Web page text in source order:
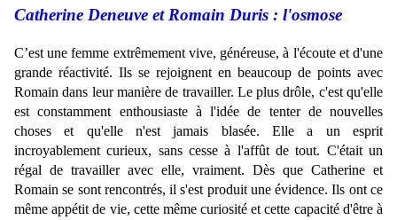
Catherine Deneuve et Romain Duris : l'osmose
C’est une femme extrêmement vive, généreuse, à l'écoute et d'une
grande réactivité. Ils se rejoignent en beaucoup de points avec
Romain dans leur manière de travailler. Le plus drôle, c'est qu'elle
est constamment enthousiaste à l'idée de tenter de nouvelles
choses et qu'elle n'est jamais blasée. Elle a un esprit
incroyablement curieux, sans cesse à l'affût de tout. C'était un
régal de travailler avec elle, vraiment. Dès que Catherine et
Romain se sont rencontrés, il s'est produit une évidence. Ils ont ce
même appétit de vie, cette même curiosité et cette capacité d'être à